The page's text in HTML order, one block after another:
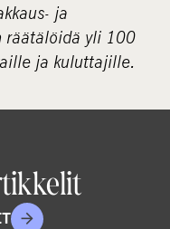
ja
räätälöidä yli 100
ja kuluttajille.